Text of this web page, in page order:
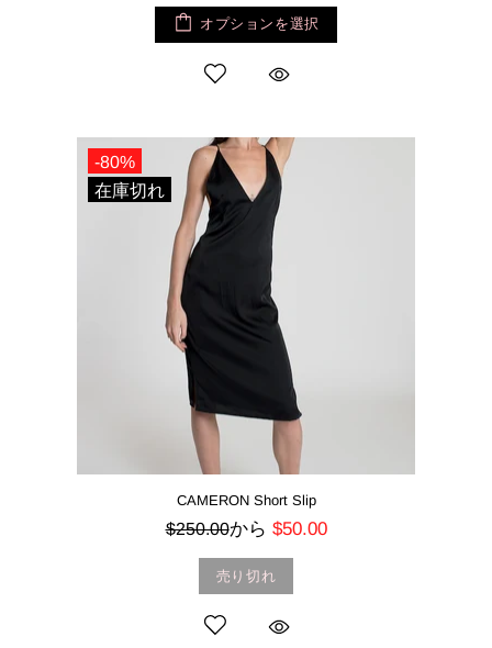
オプションを選択
-80%
在庫切れ
CAMERON Short Slip
$250.00から $50.00
売り切れ